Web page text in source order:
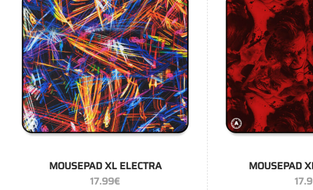
MOUSEPAD XL ELECTRA
17.99€
MOUSEPAD